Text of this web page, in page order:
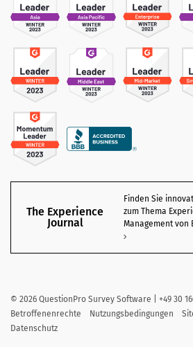
The Experience
Journal
Finden Sie
zum Thema
Management von
© 2026 QuestionPro Survey Software | +49 30
Betroffenenrechte
Nutzungsbedingungen
Datenschutz